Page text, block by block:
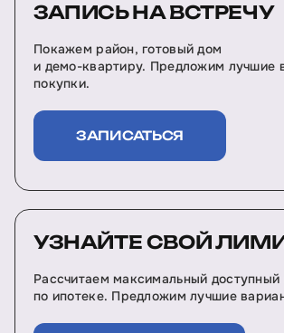
ЗАПИСЬ НА ВСТРЕЧУ
Покажем район, готовый дом
и демо-квартиру. Предложим лучшие
покупки.
ЗАПИСАТЬСЯ
УЗНАЙТЕ СВОЙ
Рассчитаем максимальный
по ипотеке. Предложим лучшие